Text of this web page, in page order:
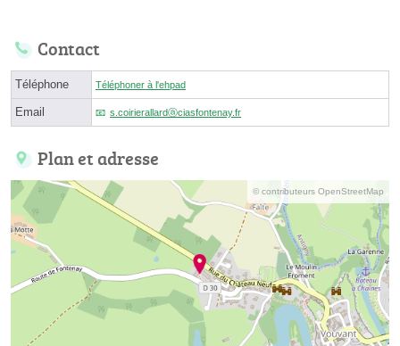
Contact
Téléphone Téléphoner à l'ehpad
Email s.coirierallardⓐciasfontenay.fr
Plan et adresse
© contributeurs OpenStreetMap